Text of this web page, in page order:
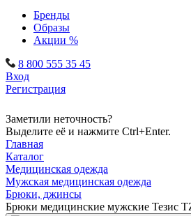
Бренды
Образы
Акции %
8 800 555 35 45
Вход
Регистрация
Заметили неточность?
Выделите её и нажмите Ctrl+Enter.
Главная
Каталог
Медицинская одежда
Мужская медицинская одежда
Брюки, джинсы
Брюки медицинские мужские Тезис